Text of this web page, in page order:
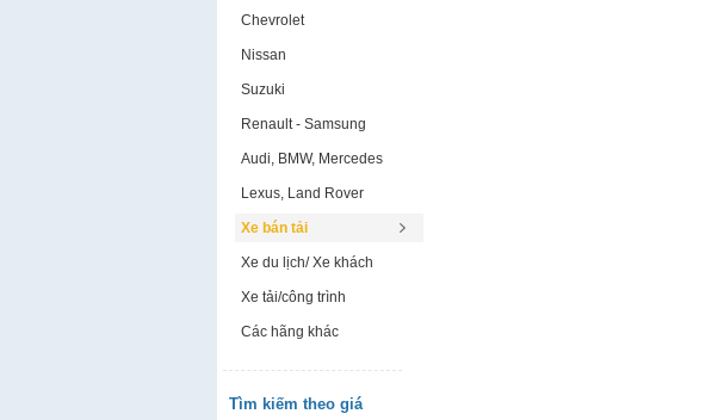
Chevrolet
Nissan
Suzuki
Renault - Samsung
Audi, BMW, Mercedes
Lexus, Land Rover
Xe bán tải
Xe du lịch/ Xe khách
Xe tải/công trình
Các hãng khác
Tìm kiếm theo giá